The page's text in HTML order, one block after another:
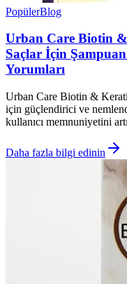
PopülerBlog
Urban Care Biotin
Saçlar İçin
Yorumları
Urban Care Biotin &
için güçlendirici ve
kullanıcı memnuniyetini
Daha fazla bilgi edinin